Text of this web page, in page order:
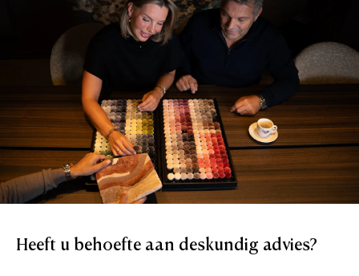
Heeft u behoefte aan deskundig advies?